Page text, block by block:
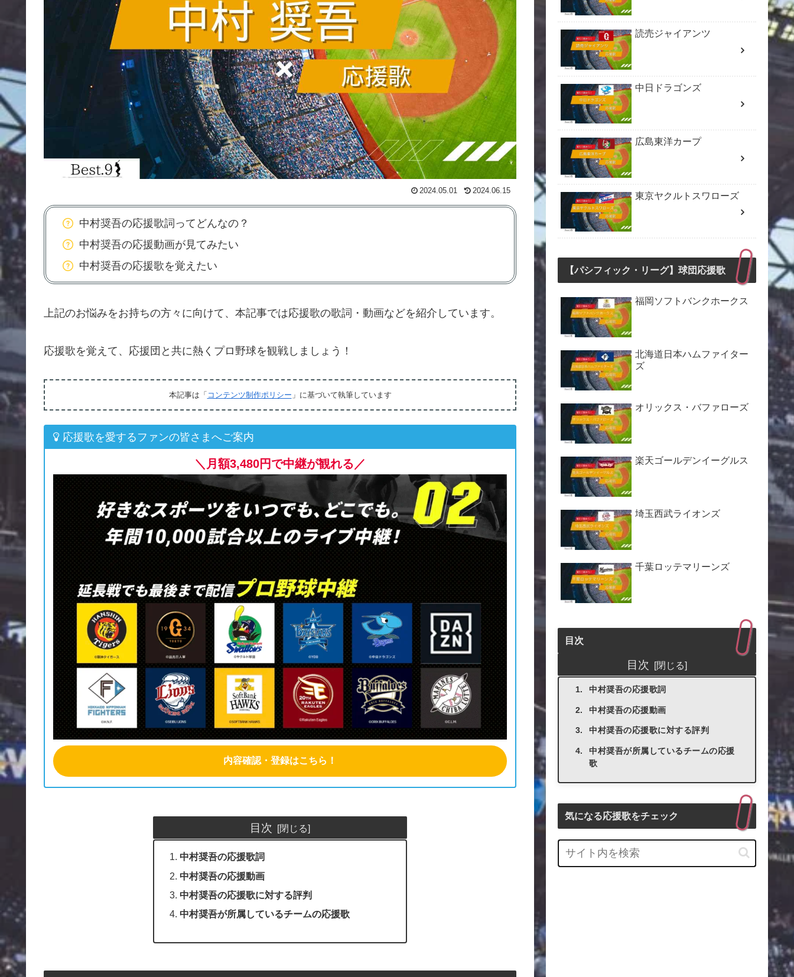
2024.05.01 2024.06.15
中村奨吾の応援歌詞ってどんなの？
中村奨吾の応援動画が見てみたい
中村奨吾の応援歌を覚えたい
上記のお悩みをお持ちの方々に向けて、本記事では応援歌の歌詞・動画などを紹介しています。
応援歌を覚えて、応援団と共に熱くプロ野球を観戦しましょう！
本記事は「 コンテンツ制作ポリシー 」に基づいて執筆しています
応援歌を愛するファンの皆さまへご案内
＼月額3,480円で中継が観れる／
内容確認・登録はこちら！
目次
中村奨吾の応援歌詞
中村奨吾の応援動画
中村奨吾の応援歌に対する評判
中村奨吾が所属しているチームの応援歌
読売ジャイアンツ
中日ドラゴンズ
広島東洋カープ
東京ヤクルトスワローズ
【パシフィック・リーグ】球団応援歌
福岡ソフトバンクホークス
北海道日本ハムファイター
ズ
オリックス・バファローズ
楽天ゴールデンイーグルス
埼玉西武ライオンズ
千葉ロッテマリーンズ
目次
目次
中村奨吾の応援歌詞
中村奨吾の応援動画
中村奨吾の応援歌に対する評判
中村奨吾が所属しているチームの応援
歌
気になる応援歌をチェック